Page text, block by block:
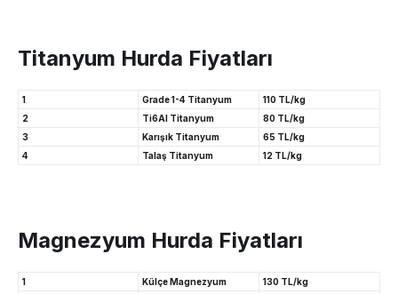
Titanyum Hurda Fiyatları
1 Grade 1-4 Titanyum
110 TL/kg
2
Ti6Al Titanyum
80 TL/kg
3
Karışık Titanyum
65 TL/kg
4
Talaş Titanyum 12 TL/kg
Magnezyum Hurda Fiyatları
1 Külçe Magnezyum 130 TL/kg